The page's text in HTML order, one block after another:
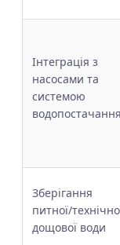
Інтеграція з
насосами та
системою
водопостачання
Зберігання
питної/
дощової води